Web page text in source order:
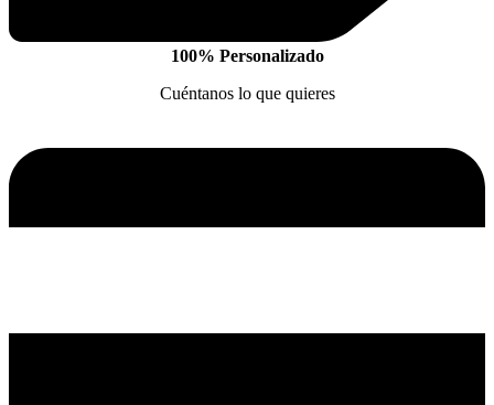
100% Personalizado
Cuéntanos lo que quieres